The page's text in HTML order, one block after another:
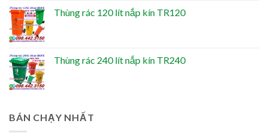
Thùng rác 120 lít nắp kín TR120
Thùng rác 240 lít nắp kín TR240
BÁN CHẠY NHẤT